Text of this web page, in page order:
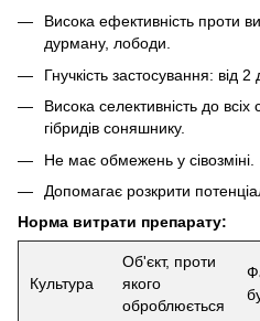
Висока ефективність проти
дурману, лободи.
Гнучкість застосування: від 2
Висока селективність до всіх
гібридів соняшнику.
Не має обмежень у сівозміні.
Допомагає розкрити
Норма витрати препарату:
Культура
Об'єкт, проти
якого
оброблюється